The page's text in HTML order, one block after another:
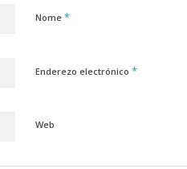
Nome *
Enderezo electrónico *
Web